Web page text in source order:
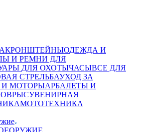
КРОНШТЕЙНЫОДЕЖДА И
И РЕМНИ ДЛЯ
ДЛЯ ОХОТЫЧАСЫВСЕ ДЛЯ
СТРЕЛЬБАУХОД ЗА
И МОТОРЫАРБАЛЕТЫ И
СУВЕНИРНАЯ
МОТОТЕХНИКА
ОРУЖИЕ